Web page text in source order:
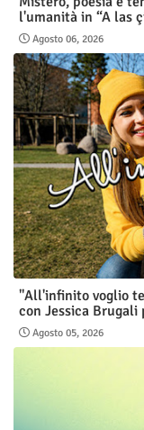
l'umanità in “A las
Agosto 06, 2026
"All'infinito voglio
con Jessica Brugali
Agosto 05, 2026